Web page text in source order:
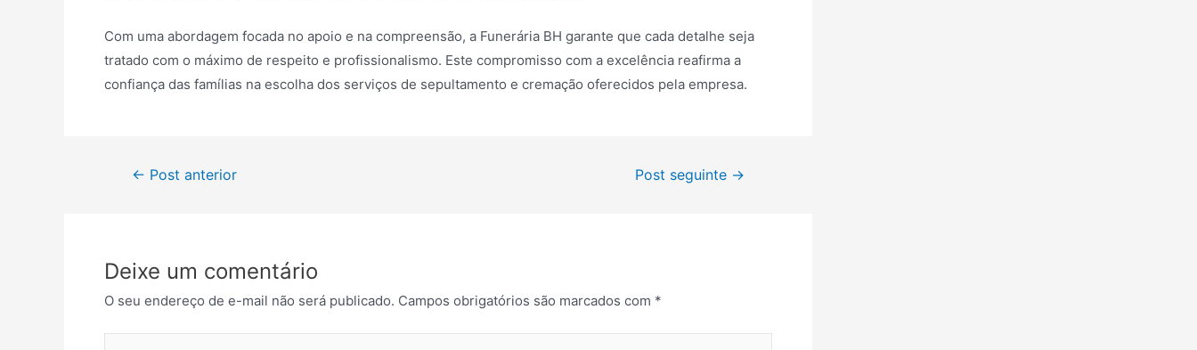
Com uma abordagem focada no apoio e na compreensão, a Funerária BH garante que cada detalhe seja
tratado com o máximo de respeito e profissionalismo. Este compromisso com a excelência reafirma a
confiança das famílias na escolha dos serviços de sepultamento e cremação oferecidos pela empresa.
Navegação
← Post anterior Post seguinte →
Deixe um comentário
O seu endereço de e-mail não será publicado. Campos obrigatórios são marcados com *